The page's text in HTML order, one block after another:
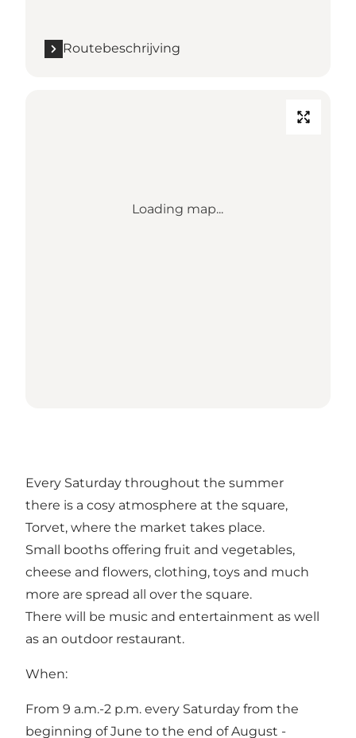
Routebeschrijving
Loading map...
Every Saturday throughout the summer
there is a cosy atmosphere at the square,
Torvet, where the market takes place.
Small booths offering fruit and vegetables,
cheese and flowers, clothing, toys and much
more are spread all over the square.
There will be music and entertainment as well
as an outdoor restaurant.
When:
From 9 a.m.-2 p.m. every Saturday from the
beginning of June to the end of August -